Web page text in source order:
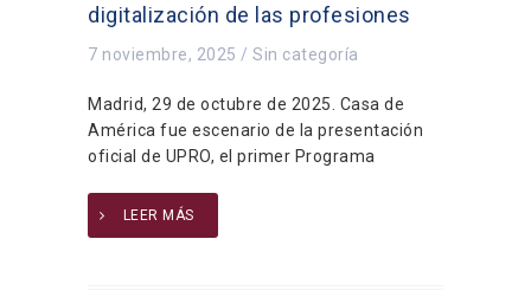
digitalización de las profesiones
7 noviembre, 2025 / Sin categoría
Madrid, 29 de octubre de 2025. Casa de
América fue escenario de la presentación
oficial de UPRO, el primer Programa
LEER MÁS